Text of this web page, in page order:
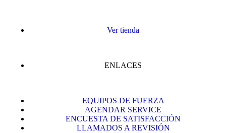
Ver tienda
ENLACES
EQUIPOS DE FUERZA
AGENDAR SERVICE
ENCUESTA DE SATISFACCIÓN
LLAMADOS A REVISIÓN